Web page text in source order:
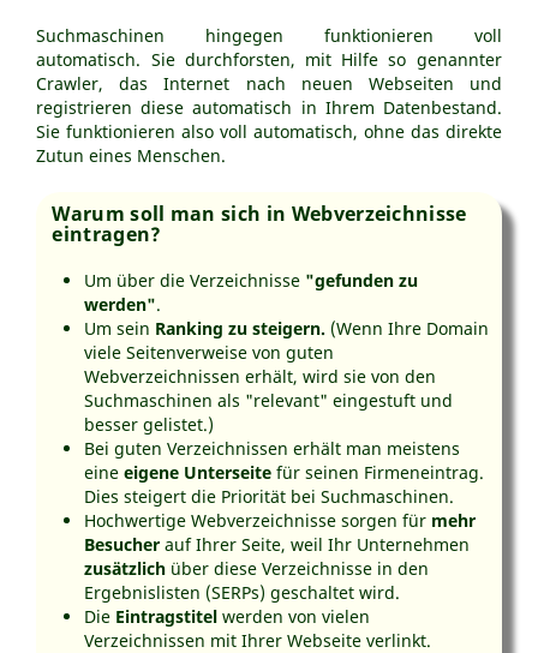
Suchmaschinen hingegen funktionieren voll
automatisch. Sie durchforsten, mit Hilfe so genannter
Crawler, das Internet nach neuen Webseiten und
registrieren diese automatisch in Ihrem Datenbestand.
Sie funktionieren also voll automatisch, ohne das direkte
Zutun eines Menschen.
Warum soll man sich in Webverzeichnisse
eintragen?
Um über die Verzeichnisse "gefunden zu
werden".
Um sein Ranking zu steigern. (Wenn Ihre Domain
viele Seitenverweise von guten
Webverzeichnissen erhält, wird sie von den
Suchmaschinen als "relevant" eingestuft und
besser gelistet.)
Bei guten Verzeichnissen erhält man meistens
eineeigene Unterseite für seinen Firmeneintrag.
Dies steigert die Priorität bei Suchmaschinen.
Hochwertige Webverzeichnisse sorgen für mehr
Besucher auf Ihrer Seite, weil Ihr Unternehmen
zusätzlich über diese Verzeichnisse in den
Ergebnislisten (SERPs) geschaltet wird.
Die Eintragstitel werden von vielen
Verzeichnissen mit Ihrer Webseite verlinkt.